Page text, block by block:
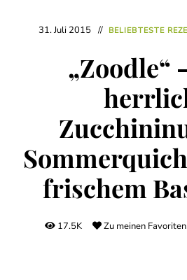
31. Juli 2015 BELIEBTESTE
„Zoodle“
frischem
17.5K Zu meinen